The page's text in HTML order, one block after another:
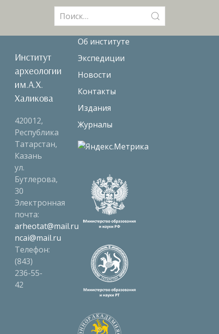
Институт
археологии
им.А.Х.
Халикова
420012,
Республика
Татарстан,
Казань
ул.
Бутлерова,
30
Электронная
почта:
arheotat@mail.ru
ncai@mail.ru
Телефон:
(843)
236-55-
42
Об институте
Экспедиции
Новости
Контакты
Издания
Журналы